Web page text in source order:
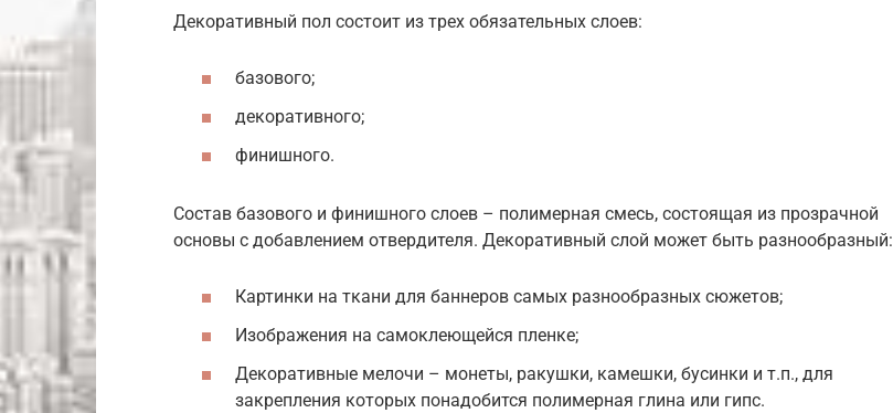
Декоративный пол состоит из трех обязательных слоев:
базового;
декоративного;
финишного.
Состав базового и финишного слоев – полимерная смесь, состоящая из прозрачной
основы с добавлением отвердителя. Декоративный слой может быть разнообразный:
Картинки на ткани для баннеров самых разнообразных сюжетов;
Изображения на самоклеющейся пленке;
Декоративные мелочи – монеты, ракушки, камешки, бусинки и т.п., для
закрепления которых понадобится полимерная глина или гипс.